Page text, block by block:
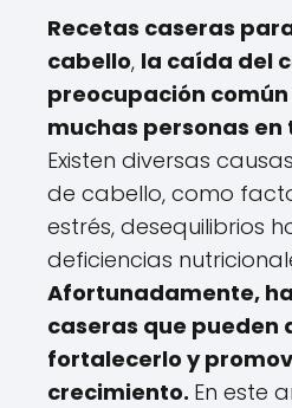
Recetas caseras
cabello, la caída del
preocupación
muchas personas en
Existen diversas
de cabello, como
estrés, desequilibrios
deficiencias
Afortunadamente,
caseras que pueden
fortalecerlo y
crecimiento. En este